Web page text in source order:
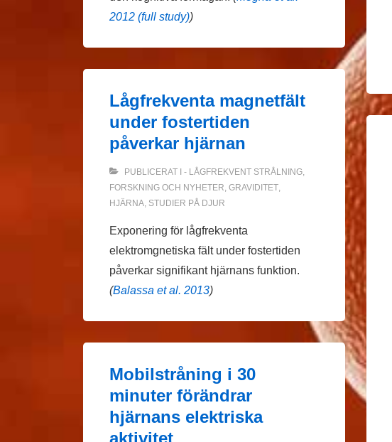
2012 (full study))
Lågfrekventa magnetfält
under fostertiden
påverkar hjärnan
PUBLICERAT I - LÅGFREKVENT STRÅLNING,
FORSKNING OCH NYHETER GRAVIDITET,
HJÄRNA, STUDIER PÅ DJUR
Exponering för lågfrekventa
elektromgnetiska fält under fostertiden
påverkar signifikant hjärnans funktion.
(Balassa et al. 2013)
Mobilstråning i 30
minuter förändrar
hjärnans elektriska
aktivitet